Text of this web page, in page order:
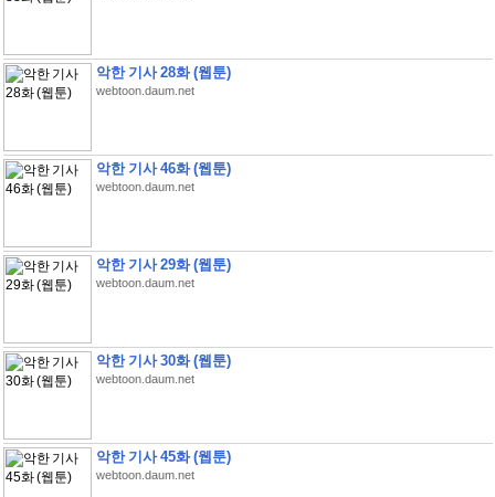
악한 기사 28화 (웹툰)
webtoon.daum.net
악한 기사 46화 (웹툰)
webtoon.daum.net
악한 기사 29화 (웹툰)
webtoon.daum.net
악한 기사 30화 (웹툰)
webtoon.daum.net
악한 기사 45화 (웹툰)
webtoon.daum.net